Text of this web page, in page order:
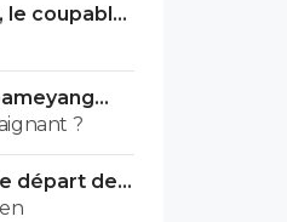
le coupable
saignant ?
départ de